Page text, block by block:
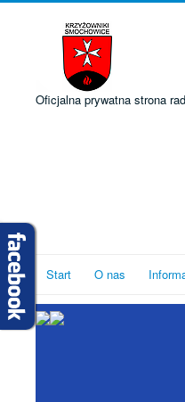
Oficjalna prywatna strona
Start O nas